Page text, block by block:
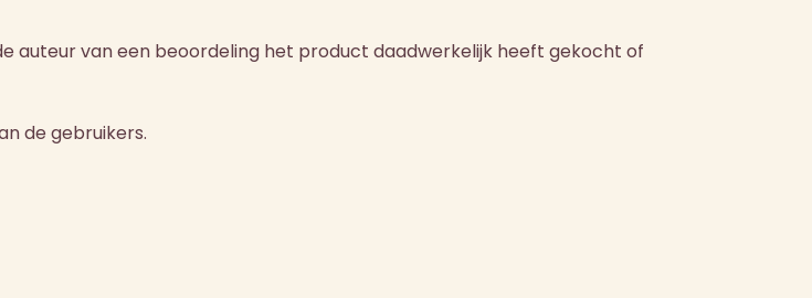
auteur van een beoordeling het product daadwerkelijk heeft gekocht of
de gebruikers.